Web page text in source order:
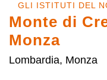
GLI ISTITUTI DEL
Monte di
Monza
Lombardia, Monza